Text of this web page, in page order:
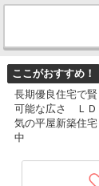
ここがおすすめ！
長期優良住宅で
可能な広さ ＬＤ
気の平屋新築住
中